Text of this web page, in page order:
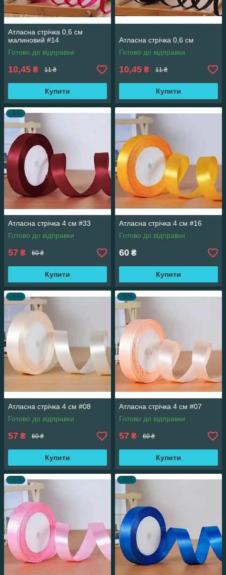
Атласна стрічка 0,6 см
малиновий #14
Готово до відправки
10,45 ₴ 11 ₴
Купити
Атласна стрічка 0,6 см
Готово до відправки
10,45 ₴ 11 ₴
Купити
–5%
Атласна стрічка 4 см #33
Готово до відправки
57 ₴ 60 ₴
Купити
Атласна стрічка 4 см #16
Готово до відправки
60 ₴
Купити
–5%
Атласна стрічка 4 см #08
Готово до відправки
57 ₴ 60 ₴
Купити
–5%
Атласна стрічка 4 см #07
Готово до відправки
57 ₴ 60 ₴
Купити
–5% –5%